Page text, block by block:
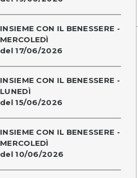
INSIEME CON IL BENESSERE -
MERCOLEDÌ
del 17/06/2026
INSIEME CON IL BENESSERE -
LUNEDÌ
del 15/06/2026
INSIEME CON IL BENESSERE -
MERCOLEDÌ
del 10/06/2026